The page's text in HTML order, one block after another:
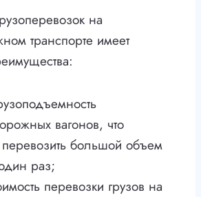
на
транспорте имеет
вагонов, что
перевозить большой объем
раз;
перевозки грузов на